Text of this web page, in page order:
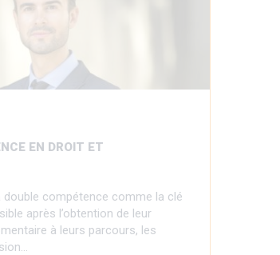
EN DROIT ET
compétence comme la clé
après l’obtention de leur
à leurs parcours, les